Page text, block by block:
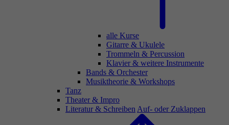
alle Kurse
Gitarre & Ukulele
Trommeln & Percussion
Klavier & weitere Instrumente
Bands & Orchester
Musiktheorie & Workshops
Tanz
Theater & Impro
Literatur & Schreiben Auf- oder Zuklappen